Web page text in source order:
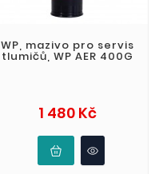
WP, mazivo pro servis
tlumičů, WP AER 400G
1 480 KčCena